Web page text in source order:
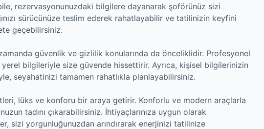
rezervasyonunuzdaki bilgilere dayanarak şoförünüz sizi
sürücünüze teslim ederek rahatlayabilir ve tatilinizin keyfini
geçebilirsiniz.
güvenlik ve gizlilik konularında da önceliklidir. Profesyonel
bilgileriyle size güvende hissettirir. Ayrıca, kişisel bilgilerinizin
seyahatinizi tamamen rahatlıkla planlayabilirsiniz.
lüks ve konforu bir araya getirir. Konforlu ve modern araçlarla
tadını çıkarabilirsiniz. İhtiyaçlarınıza uygun olarak
sizi yorgunluğunuzdan arındırarak enerjinizi tatilinize